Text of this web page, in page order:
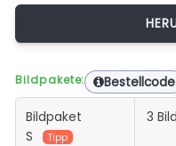
Bildpakete: Bestellcode
Bildpaket
S
Tipp
3